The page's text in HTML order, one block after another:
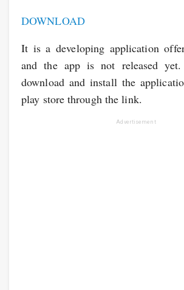
DOWNLOAD
It is a developing application
and the app is not released yet.
download and install the
play store through the link.
Advertisement